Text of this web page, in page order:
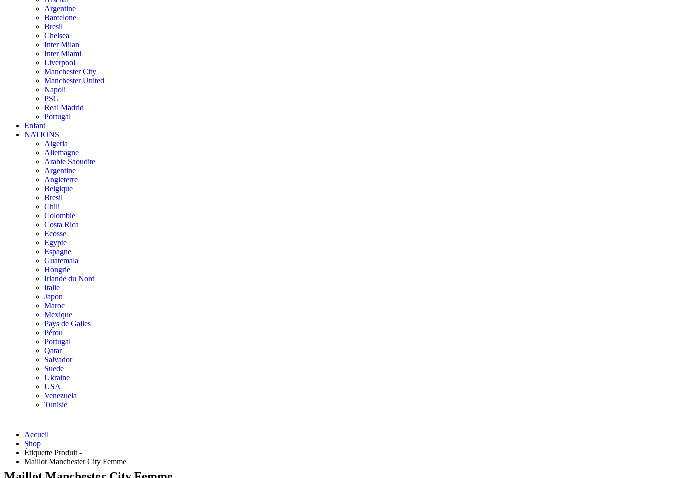
Argentine
Barcelone
Bresil
Chelsea
Inter Milan
Inter Miami
Liverpool
Manchester City
Manchester United
Napoli
PSG
Real Madrid
Portugal
Enfant
NATIONS
Algeria
Allemagne
Arabie Saoudite
Argentine
Angleterre
Belgique
Bresil
Chili
Colombie
Costa Rica
Ecosse
Egypte
Espagne
Guatemala
Hongrie
Irlande du Nord
Italie
Japon
Maroc
Mexique
Pays de Galles
Pérou
Portugal
Qatar
Salvador
Suede
Ukraine
USA
Venezuela
Tunisie
Accueil
Shop
Étiquette Produit -
Maillot Manchester City Femme